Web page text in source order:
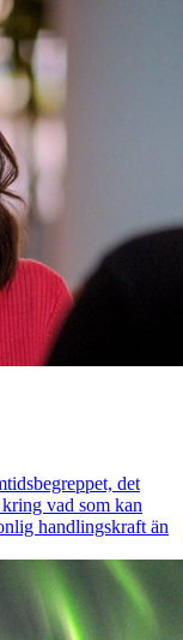
det
vad som kan
handlingskraft än